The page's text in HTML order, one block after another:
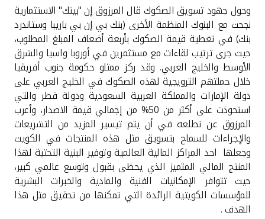
وحول جهود تسويق الصكوك قال المرزوق إن "بيتك" الاستثمارية
نجحت مع البنوك المنظمة الأخرى (بنك بي إن بي باريبا وستاندرد
بنك) في تغطية قيمة الصكوك بأربعة أضعاف المبلغ المطلوب،
حيث جرى ترتيب لقاءات مع مستثمرين في أوروبا واسيا والشرق
الأوسط والخليج العربي. وقد ركز ممثلو حكومة جنوب أفريقيا
خلال حملتهم الترويجية لهذه الصكوك في الخليج العربي على
دولة الإمارات والمملكة العربية السعودية ودولة قطر والتي
استحوذت على أكثر من 50% من إجمالي قيمة الاصدار، وأعرب
المرزوق عن تطلعه في أن يتم تيسير المزيد من التشريعات
والإجراءات للسماح بتسويق مثل هذه المنتجات في الكويت
وجعلها احد المراكز المالية العالمية وتوفير البنية التحتية لهذا
المنتج المالي المتميز الذي يحظى بقبول وتوسع عالمي كبير،
حيث تتوافر الإمكانيات الفنية والمادية والخبرات البشرية
للمؤسسات الكويتية الرائدة التي تمكنها من تحقيق مثل هذا
الهدف .